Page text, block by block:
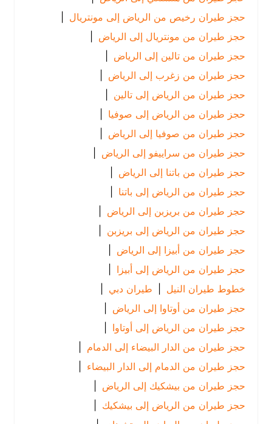
حجز طيران رخيص من الرياض إلى مونتريال |
حجز طيران من مونتريال إلى الرياض
|
حجز طيران من تالين إلى الرياض
|
حجز طيران من زغرب إلى الرياض
|
حجز طيران من الرياض إلى تالين
|
حجز طيران من الرياض إلى صوفيا
|
حجز طيران من صوفيا إلى الرياض
|
حجز طيران من سراييفو إلى الرياض
|
حجز طيران من باتنا إلى الرياض
|
حجز طيران من الرياض إلى باتنا |
حجز طيران من بريزبن إلى الرياض
|
حجز طيران من الرياض إلى بريزبن |
حجز طيران من أبيزا إلى الرياض
|
حجز طيران من الرياض إلى أبيزا
خطوط طيران النيل | طيران دبي |
حجز طيران من أوتاوا إلى الرياض
|
حجز طيران من الرياض إلى أوتاوا |
حجز طيران من الدار البيضاء إلى الدمام
|
حجز طيران من الدمام إلى الدار البيضاء |
حجز طيران من بيشكيك إلى الرياض
|
حجز طيران من الرياض إلى بيشكيك |